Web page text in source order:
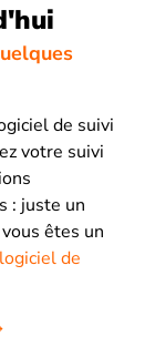
de suivi
votre suivi
: juste un
êtes un
logiciel de